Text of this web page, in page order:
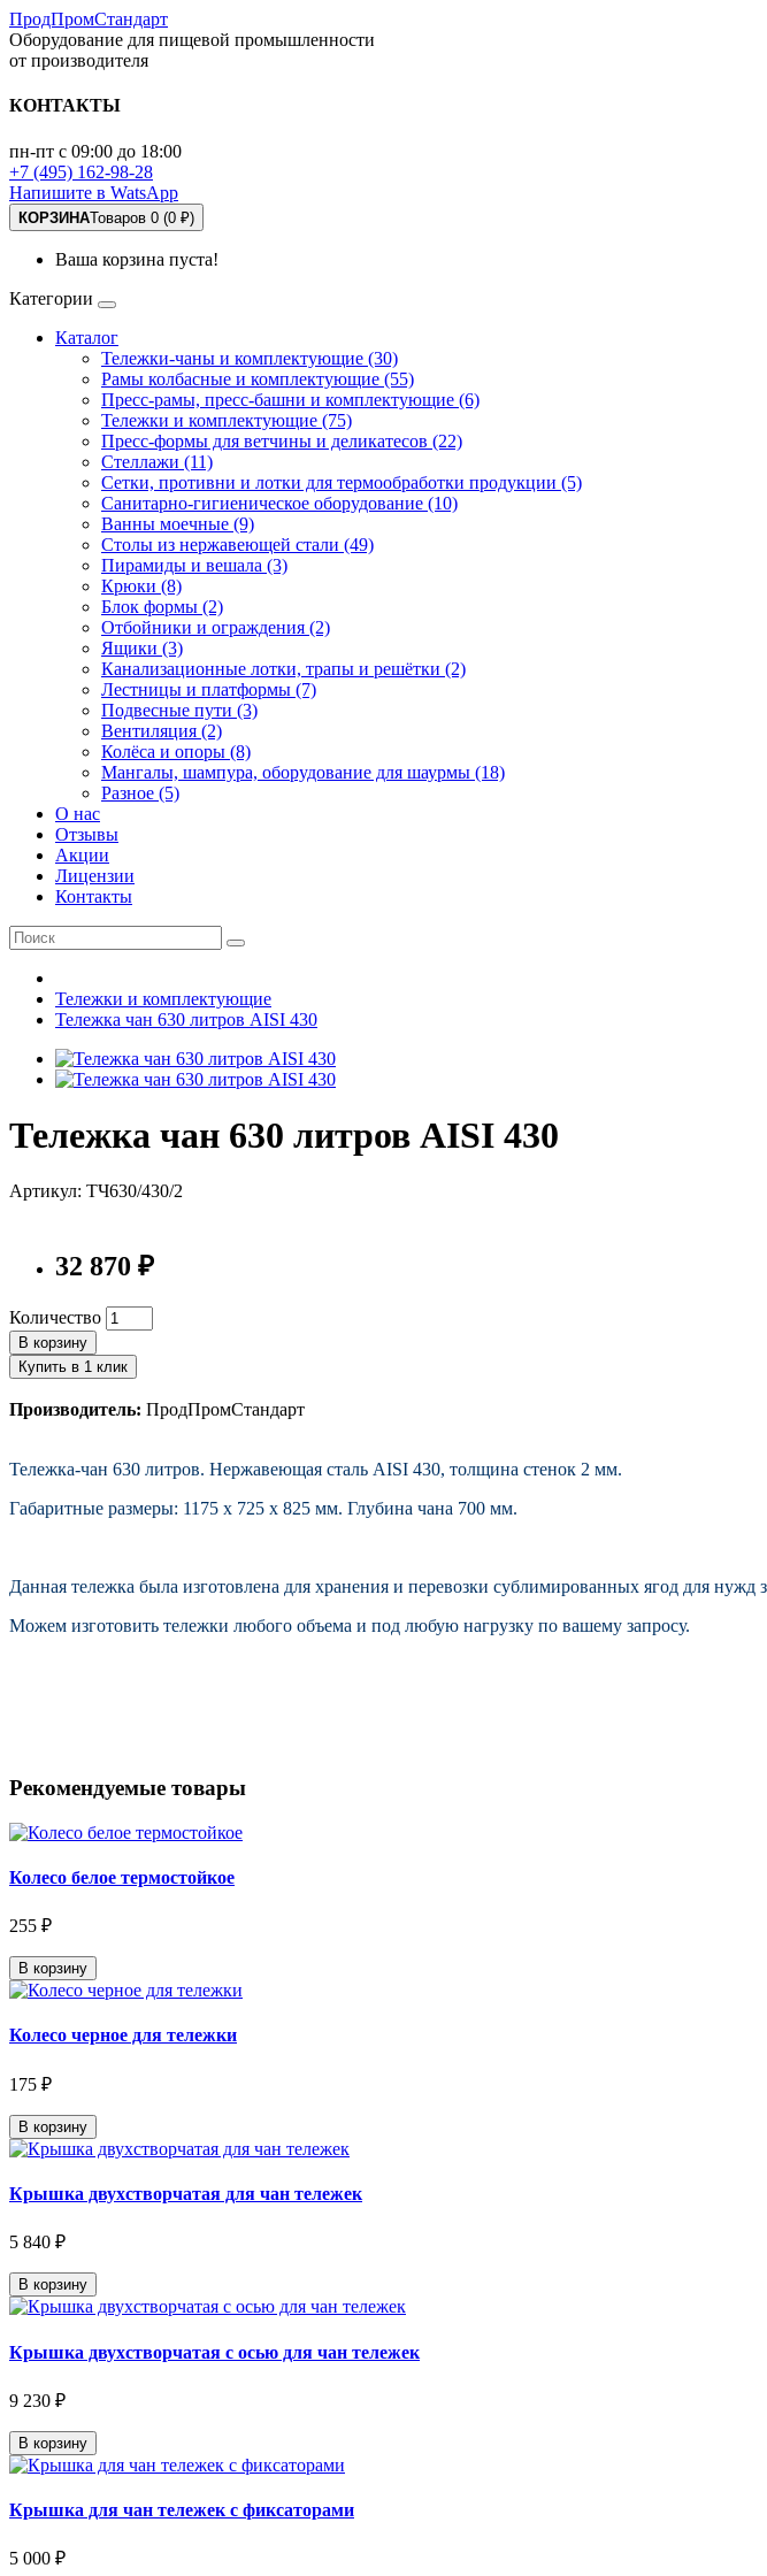
ПродПромСтандарт
Оборудование для пищевой промышленности
от производителя
КОНТАКТЫ
пн-пт с 09:00 до 18:00
+7 (495) 162-98-28
Напишите в WatsApp
КОРЗИНАТоваров 0 (0 ₽)
Ваша корзина пуста!
Категории
Каталог
Тележки-чаны и комплектующие (30)
Рамы колбасные и комплектующие (55)
Пресс-рамы, пресс-башни и комплектующие (6)
Тележки и комплектующие (75)
Пресс-формы для ветчины и деликатесов (22)
Стеллажи (11)
Сетки, противни и лотки для термообработки продукции (5)
Санитарно-гигиеническое оборудование (10)
Ванны моечные (9)
Столы из нержавеющей стали (49)
Пирамиды и вешала (3)
Крюки (8)
Блок формы (2)
Отбойники и ограждения (2)
Ящики (3)
Канализационные лотки, трапы и решётки (2)
Лестницы и платформы (7)
Подвесные пути (3)
Вентиляция (2)
Колёса и опоры (8)
Мангалы, шампура, оборудование для шаурмы (18)
Разное (5)
О нас
Отзывы
Акции
Лицензии
Контакты
Тележки и комплектующие
Тележка чан 630 литров AISI 430
Тележка чан 630 литров AISI 430
Артикул: ТЧ630/430/2
32 870 ₽
Количество
В корзину
Купить в 1 клик
Производитель: ПродПромСтандарт
Тележка-чан 630 литров. Нержавеющая сталь AISI 430, толщина стенок 2 мм.
Габаритные размеры: 1175 х 725 х 825 мм. Глубина чана 700 мм.
Данная тележка была изготовлена для хранения и перевозки сублимированных ягод для нужд
Можем изготовить тележки любого объема и под любую нагрузку по вашему запросу.
Рекомендуемые товары
Колесо белое термостойкое
255 ₽
В корзину
Колесо черное для тележки
175 ₽
В корзину
Крышка двухстворчатая для чан тележек
5 840 ₽
В корзину
Крышка двухстворчатая с осью для чан тележек
9 230 ₽
В корзину
Крышка для чан тележек с фиксаторами
5 000 ₽